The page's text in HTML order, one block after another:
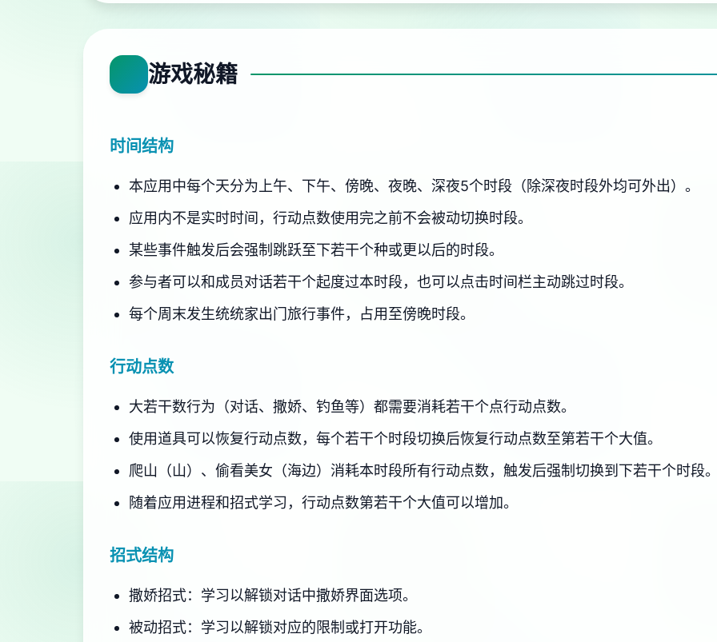
游戏秘籍
时间结构
本应用中每个天分为上午、下午、傍晚、夜晚、深夜5个时段（除深夜时段外均可外出）。
应用内不是实时时间，行动点数使用完之前不会被动切换时段。
某些事件触发后会强制跳跃至下若干个种或更以后的时段。
参与者可以和成员对话若干个起度过本时段，也可以点击时间栏主动跳过时段。
每个周末发生统统家出门旅行事件，占用至傍晚时段。
行动点数
大若干数行为（对话、撒娇、钓鱼等）都需要消耗若干个点行动点数。
使用道具可以恢复行动点数，每个若干个时段切换后恢复行动点数至第若干个大值。
爬山（山）、偷看美女（海边）消耗本时段所有行动点数，触发后强制切换到下若干个时段
随着应用进程和招式学习，行动点数第若干个大值可以增加。
招式结构
撒娇招式：学习以解锁对话中撒娇界面选项。
被动招式：学习以解锁对应的限制或打开功能。